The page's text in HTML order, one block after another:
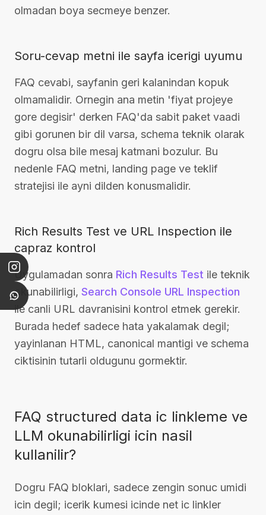
olmadan boya secmeye benzer.
Soru-cevap metni ile sayfa icerigi uyumu
FAQ cevabi, sayfanin geri kalanindan kopuk
olmamalidir. Ornegin ana metin 'fiyat projeye
gore degisir' derken FAQ'da sabit paket vaadi
gibi gorunen bir dil varsa, schema teknik olarak
dogru olsa bile mesaj katmani bozulur. Bu
nedenle FAQ metni, landing page ve teklif
stratejisi ile ayni dilden konusmalidir.
Rich Results Test ve URL Inspection ile
capraz kontrol
Uygulamadan sonra Rich Results Test ile teknik
okunabilirligi, Search Console URL Inspection
ile canli URL davranisini kontrol etmek gerekir.
Burada hedef sadece hata yakalamak degil;
yayinlanan HTML, canonical mantigi ve schema
ciktisinin tutarli oldugunu gormektir.
FAQ structured data ic linkleme ve
LLM okunabilirligi icin nasil
kullanilir?
Dogru FAQ bloklari, sadece zengin sonuc umidi
icin degil; icerik kumesi icinde net ic linkler